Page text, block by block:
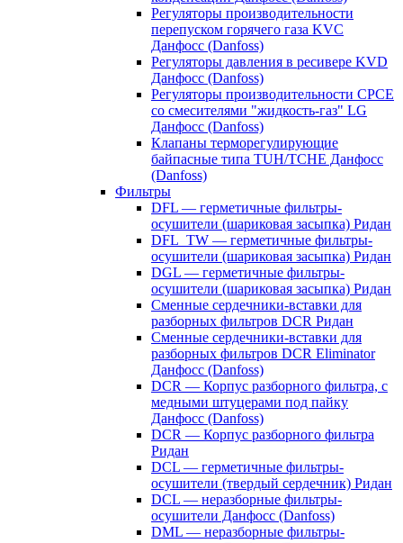
Регуляторы производительности
перепуском горячего газа KVC
Данфосс (Danfoss)
Регуляторы давления в ресивере KVD
Данфосс (Danfoss)
Регуляторы производительности CPCE
со смесителями "жидкость-газ" LG
Данфосс (Danfoss)
Клапаны терморегулирующие
байпасные типа TUH/TCHE Данфосс
(Danfoss)
Фильтры
DFL — герметичные фильтры-
осушители (шариковая засыпка) Ридан
DFL_TW — герметичные фильтры-
осушители (шариковая засыпка) Ридан
DGL — герметичные фильтры-
осушители (шариковая засыпка) Ридан
Сменные сердечники-вставки для
разборных фильтров DCR Ридан
Сменные сердечники-вставки для
разборных фильтров DCR Eliminator
Данфосс (Danfoss)
DCR — Корпус разборного фильтра, с
медными штуцерами под пайку
Данфосс (Danfoss)
DCR — Корпус разборного фильтра
Ридан
DCL — герметичные фильтры-
осушители (твердый сердечник) Ридан
DCL — неразборные фильтры-
осушители Данфосс (Danfoss)
DML — неразборные фильтры-